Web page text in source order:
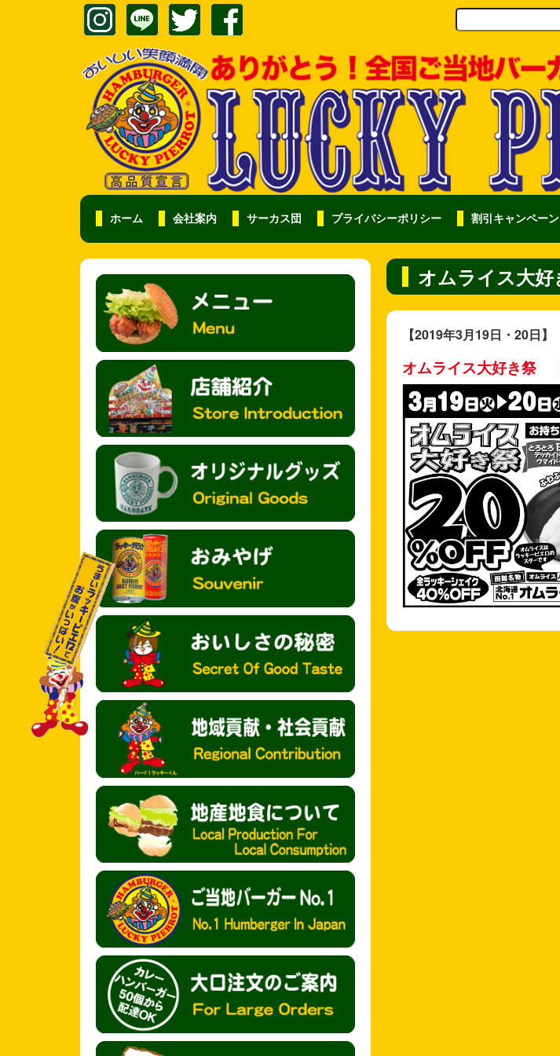
ホーム 会社案内 サーカス団 プライバシーポリシー 割引キャンペーン
オムライス大
【2019年3月19日・20日】
オムライス大好き祭